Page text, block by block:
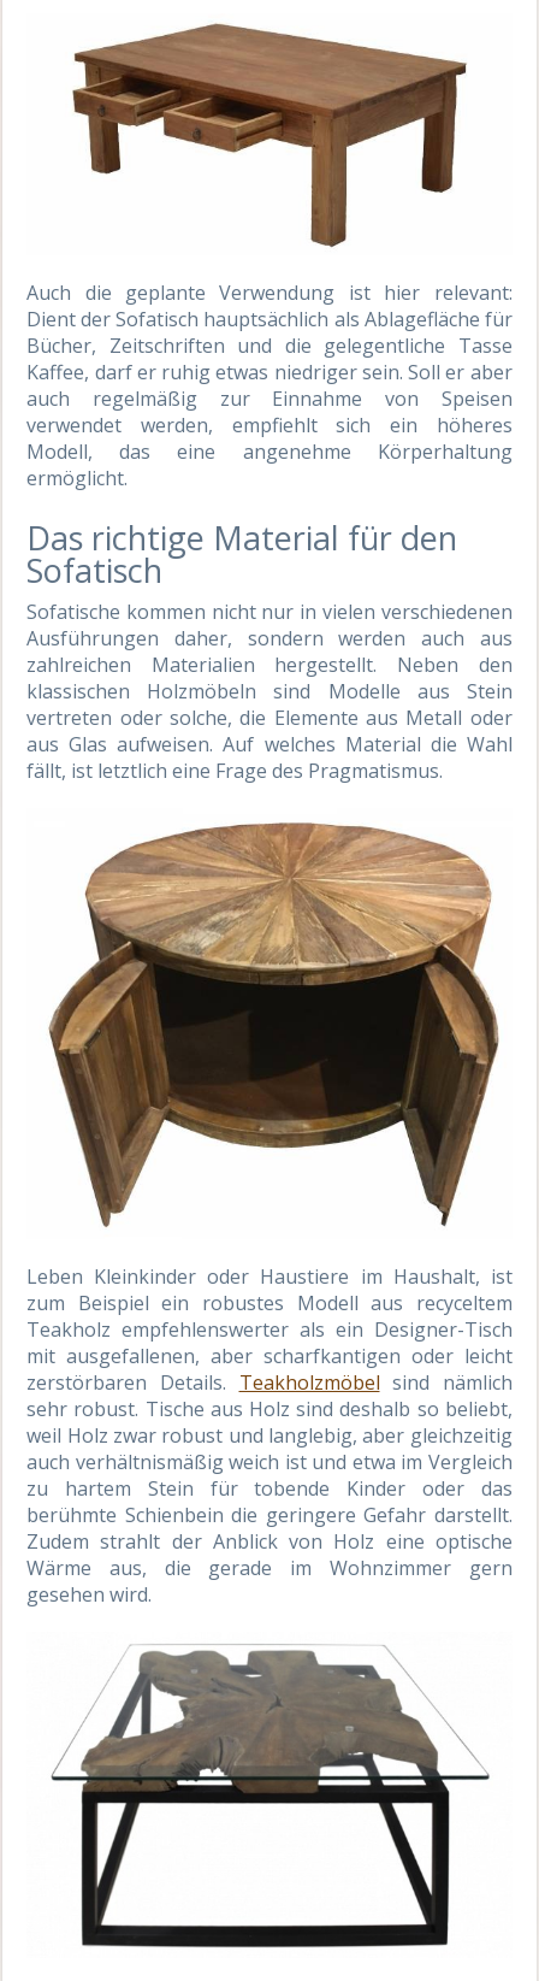
Auch die geplante Verwendung ist hier relevant:
Dient der Sofatisch hauptsächlich als Ablagefläche für
Bücher, Zeitschriften und die gelegentliche Tasse
Kaffee, darf er ruhig etwas niedriger sein. Soll er aber
auch regelmäßig zur Einnahme von Speisen
verwendet werden, empfiehlt sich ein höheres
Modell, das eine angenehme Körperhaltung
ermöglicht.
Das richtige Material für den
Sofatisch
Sofatische kommen nicht nur in vielen verschiedenen
Ausführungen daher, sondern werden auch aus
zahlreichen Materialien hergestellt. Neben den
klassischen Holzmöbeln sind Modelle aus Stein
vertreten oder solche, die Elemente aus Metall oder
aus Glas aufweisen. Auf welches Material die Wahl
fällt, ist letztlich eine Frage des Pragmatismus.
Leben Kleinkinder oder Haustiere im Haushalt, ist
zum Beispiel ein robustes Modell aus recyceltem
Teakholz empfehlenswerter als ein Designer-Tisch
mit ausgefallenen, aber scharfkantigen oder leicht
zerstörbaren Details. Teakholzmöbel sind nämlich
sehr robust. Tische aus Holz sind deshalb so beliebt,
weil Holz zwar robust und langlebig, aber gleichzeitig
auch verhältnismäßig weich ist und etwa im Vergleich
zu hartem Stein für tobende Kinder oder das
berühmte Schienbein die geringere Gefahr darstellt.
Zudem strahlt der Anblick von Holz eine optische
Wärme aus, die gerade im Wohnzimmer gern
gesehen wird.